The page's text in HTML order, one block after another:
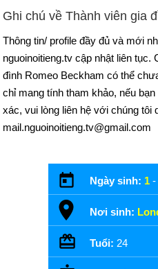
Ghi chú về Thành viên gia
Thông tin/ profile đầy đủ và mới
nguoinoitieng.tv cập nhật liên tục.
đình Romeo Beckham có thể
chỉ mang tính tham khảo, nếu
xác, vui lòng liên hệ với chúng tôi
mail.nguoinoitieng.tv@gmail.com
Ngày sinh: 1 -
Nơi sinh:
Tuổi: 24